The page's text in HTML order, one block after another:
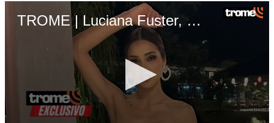
TROME | Luciana Fuster, desde Vietnam EXCLUSIVA (ENTREVISTA: Carla Chevez)